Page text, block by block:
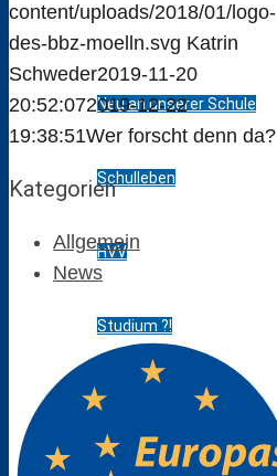
SchülerInnen
Neu an unserer Schule
Schulleben
HVV
Studium ?!
Schülervertretung
content/uploads/2018/01/logo-
des-bbz-moelln.svg Katrin
Schweder2019-11-20
20:52:072019-12-22
19:38:51Wer forscht denn da?
Kategorien
Allgemein
News